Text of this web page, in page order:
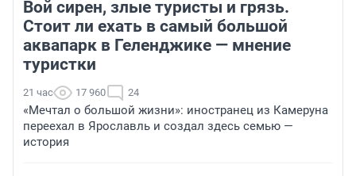
Вой сирен, злые туристы и грязь.
Стоит ли ехать в самый большой
аквапарк в Геленджике — мнение
туристки
21 час 17 960 24
«Мечтал о большой жизни»: иностранец из Камеруна
переехал в Ярославль и создал здесь семью —
история